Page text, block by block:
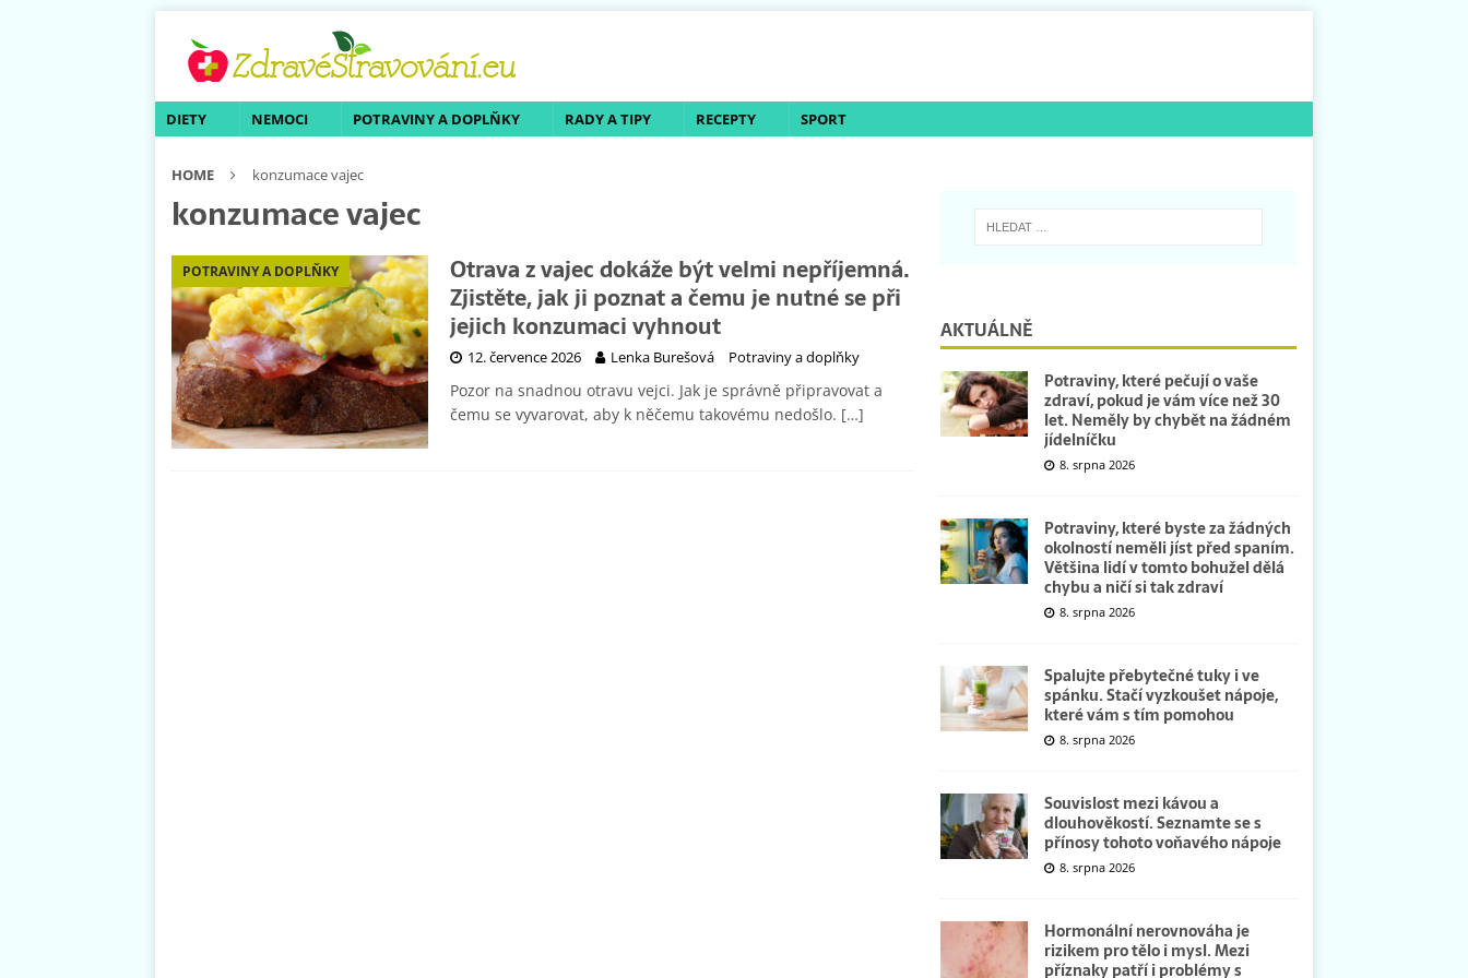
DIETY NEMOCI POTRAVINY A DOPLŇKY RADY A TIPY RECEPTY SPORT
HOME konzumace vajec
konzumace vajec
POTRAVINY A DOPLŇKY
Otrava z vajec dokáže být velmi nepříjemná.
Zjistěte, jak ji poznat a čemu je nutné se při
jejich konzumaci vyhnout
12. července 2026 Lenka Burešová Potraviny a doplňky
Pozor na snadnou otravu vejci. Jak je správně připravovat a
čemu se vyvarovat, aby k něčemu takovému nedošlo. […]
AKTUÁLNĚ
Potraviny, které pečují o vaše
zdraví, pokud je vám více než 30
let. Neměly by chybět na žádném
jídelníčku
8. srpna 2026
Potraviny, které byste za žádných
okolností neměli jíst před spaním.
Většina lidí v tomto bohužel dělá
chybu a ničí si tak zdraví
8. srpna 2026
Spalujte přebytečné tuky i ve
spánku. Stačí vyzkoušet nápoje,
které vám s tím pomohou
8. srpna 2026
Souvislost mezi kávou a
dlouhověkostí. Seznamte se s
přínosy tohoto voňavého nápoje
8. srpna 2026
Hormonální nerovnováha je
rizikem pro tělo i mysl. Mezi
příznaky patří i problémy s